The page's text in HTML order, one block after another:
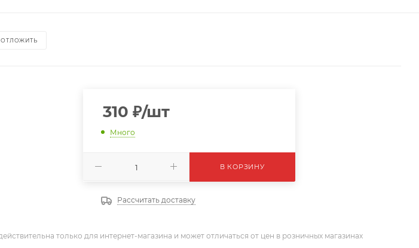
ОТЛОЖИТЬ
310 ₽/шт
Много
В КОРЗИНУ
Рассчитать доставку
только для интернет-магазина и может отличаться от цен в розничных магазинах